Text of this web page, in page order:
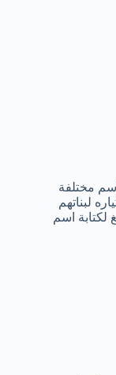
مختلفة
لبناتهم
لكتابة اسم